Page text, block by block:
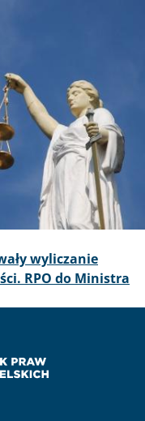
wyliczanie
RPO do Ministra